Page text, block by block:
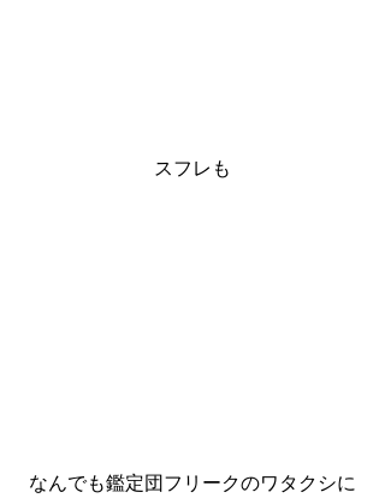
スフレも
なんでも鑑定団フリークのワタクシに